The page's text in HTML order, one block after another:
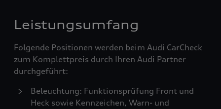
Leistungsumfang
Folgende Positionen werden beim Audi CarCheck
zum Komplettpreis durch Ihren Audi Partner
durchgeführt:
Beleuchtung: Funktionsprüfung Front und
Heck sowie Kennzeichen, Warn- und